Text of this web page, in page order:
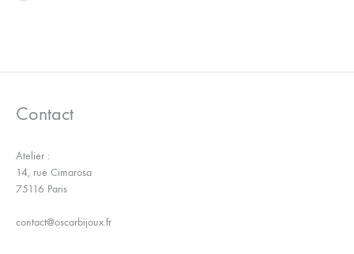
Contact
Atelier :
14, rue Cimarosa
75116 Paris
contact@oscarbijoux.fr